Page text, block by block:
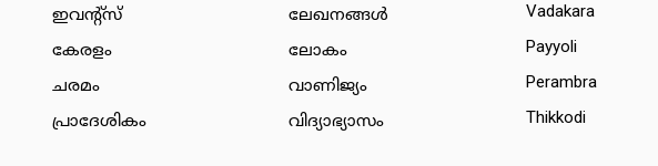
ഇവന്റ്സ്
കേരളം
ചരമം
പ്രാദേശികം
ലേഖനങ്ങള്‍
ലോകം
വാണിജ്യം
വിദ്യാഭ്യാസം
Vadakara
Payyoli
Perambra
Thikkodi